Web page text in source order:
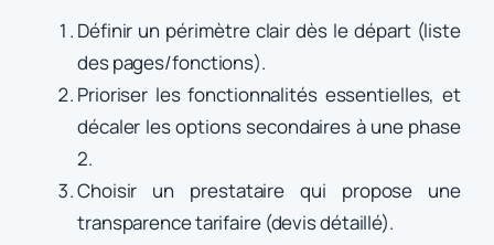
Définir un périmètre clair dès le départ (liste
des pages/fonctions).
Prioriser les fonctionnalités essentielles, et
décaler les options secondaires à une phase
2.
Choisir un prestataire qui propose une
transparence tarifaire (devis détaillé).